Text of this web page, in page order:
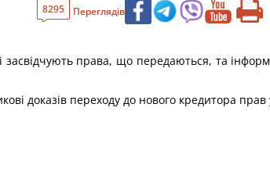
8295 Переглядів
засвідчують права, що передаються, та
доказів переходу до нового кредитора прав